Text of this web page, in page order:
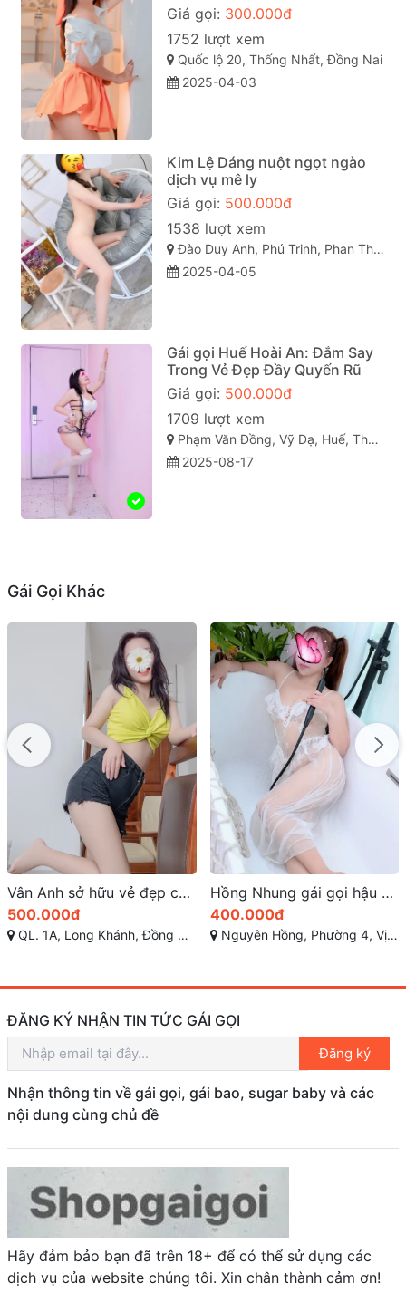
Giá gọi: 300.000đ
1752 lượt xem
Quốc lộ 20, Thống Nhất, Đồng Nai
2025-04-03
Kim Lệ Dáng nuột ngọt ngào
dịch vụ mê ly
Giá gọi: 500.000đ
1538 lượt xem
Đào Duy Anh, Phú Trinh, Phan Thiết, Bình Thuận
2025-04-05
Gái gọi Huế Hoài An: Đắm Say
Trong Vẻ Đẹp Đầy Quyến Rũ
Giá gọi: 500.000đ
1709 lượt xem
Phạm Văn Đồng, Vỹ Dạ, Huế, Thừa Thiên Huế
2025-08-17
Gái Gọi Khác
Hồng Nhung gái gọi hậu giang nổi bật vẻ đẹp nóng bỏng
400.000đ
Nguyên Hồng, Phường 4, Vị Thanh, Hậu Giang
Anh Thư 2K4 là một cô nàng cực kỳ xinh đẹp và đáng yêu
700.000đ
Dương Hiến Quyền, Ba Làng, Vĩnh Hòa, Nha Trang, Khánh Hòa
ĐĂNG KÝ NHẬN TIN TỨC GÁI GỌI
Đăng ký
Nhận thông tin về gái gọi, gái bao, sugar baby và các
nội dung cùng chủ đề
Hãy đảm bảo bạn đã trên 18+ để có thể sử dụng các
dịch vụ của website chúng tôi. Xin chân thành cảm ơn!